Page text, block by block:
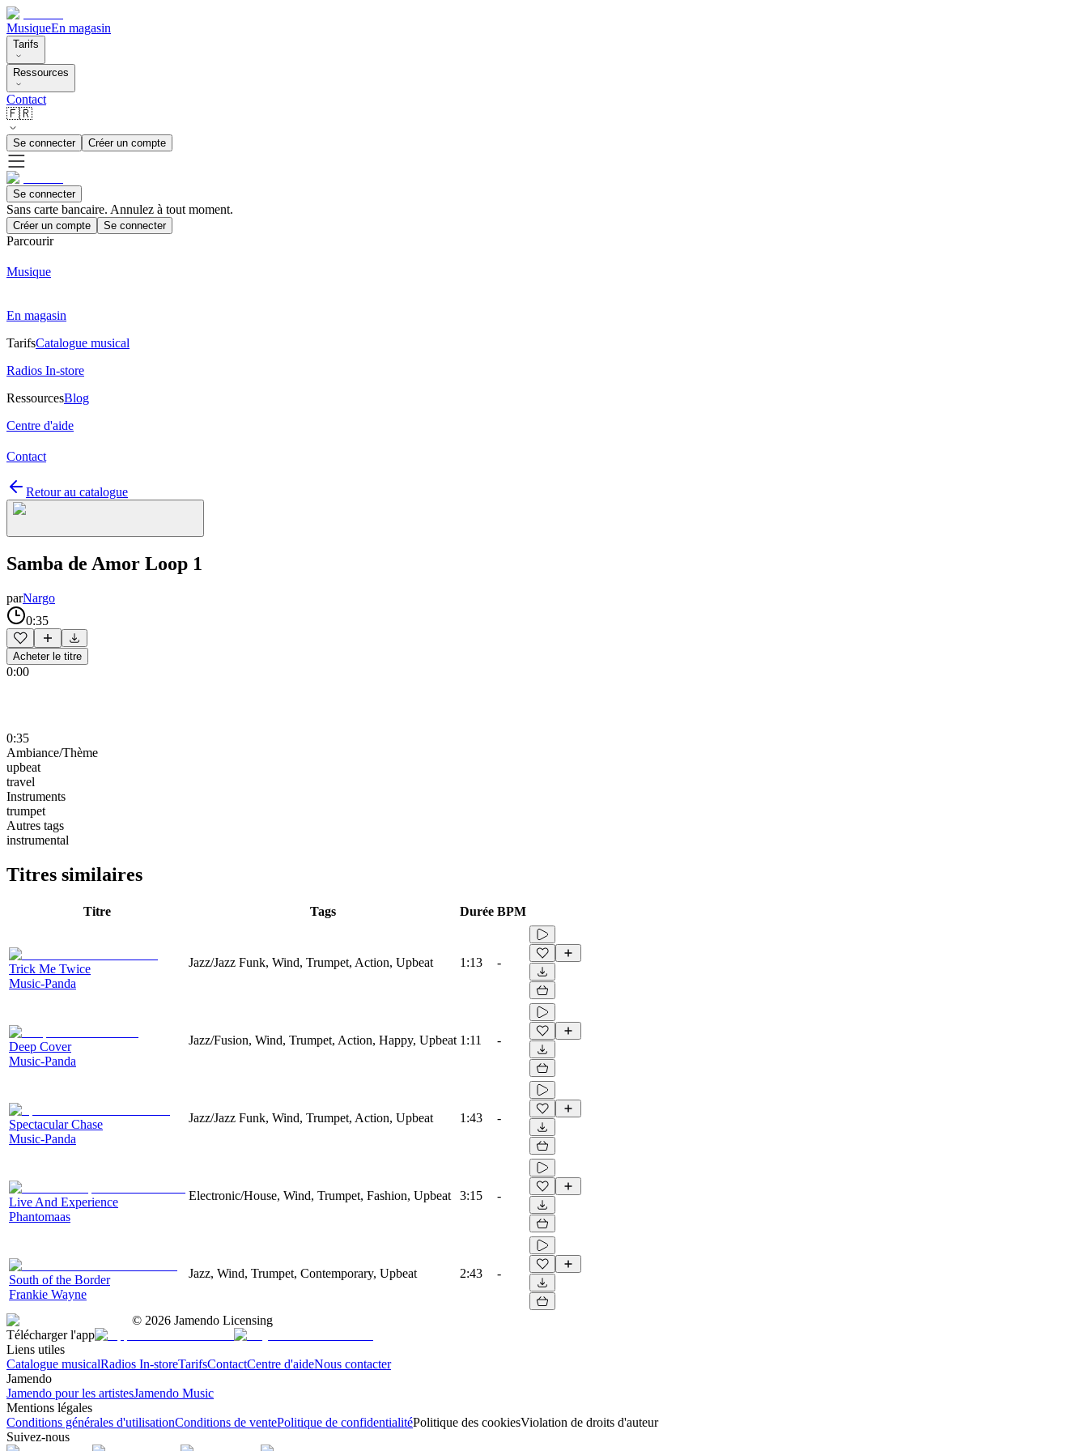
MusiqueEn magasin
Tarifs
Ressources
Contact
🇫🇷
Se connecter Créer un compte
Se connecter
Sans carte bancaire. Annulez à tout moment.
Créer un compte Se connecter
Parcourir
Musique
En magasin
TarifsCatalogue musical
Radios In-store
RessourcesBlog
Centre d'aide
Contact
Retour au catalogue
Samba de Amor Loop 1
parNargo
0:35
Acheter le titre
0:00
0:35
Ambiance/Thème
upbeat
travel
Instruments
trumpet
Autres tags
instrumental
Titres similaires
Titre Tags Durée BPM
Trick Me Twice
Music-Panda
Jazz/Jazz Funk, Wind, Trumpet, Action, Upbeat 1:13 -
Deep Cover
Music-Panda
Jazz/Fusion, Wind, Trumpet, Action, Happy, Upbeat 1:11 -
Spectacular Chase
Music-Panda
Jazz/Jazz Funk, Wind, Trumpet, Action, Upbeat 1:43 -
Live And Experience
Phantomaas
Electronic/House, Wind, Trumpet, Fashion, Upbeat 3:15 -
South of the Border
Frankie Wayne
Jazz, Wind, Trumpet, Contemporary, Upbeat 2:43 -
© 2026 Jamendo Licensing
Télécharger l'app
Liens utiles
Catalogue musicalRadios In-storeTarifsContactCentre d'aideNous contacter
Jamendo
Jamendo pour les artistesJamendo Music
Mentions légales
Conditions générales d'utilisationConditions de ventePolitique de confidentialitéPolitique des cookiesViolation de droits d'auteur
Suivez-nous